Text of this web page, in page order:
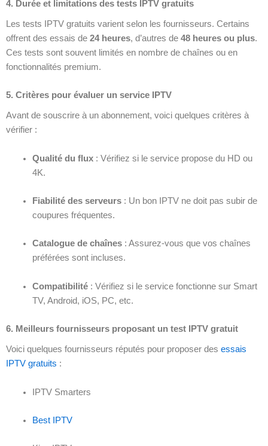
4. Durée et limitations des tests IPTV gratuits
Les tests IPTV gratuits varient selon les fournisseurs. Certains
offrent des essais de 24 heures, d’autres de 48 heures ou plus.
Ces tests sont souvent limités en nombre de chaînes ou en
fonctionnalités premium.
5. Critères pour évaluer un service IPTV
Avant de souscrire à un abonnement, voici quelques critères à
vérifier :
Qualité du flux: Vérifiez si le service propose du HD ou
4K.
Fiabilité des serveurs: Un bon IPTV ne doit pas subir de
coupures fréquentes.
Catalogue de chaînes: Assurez-vous que vos chaînes
préférées sont incluses.
Compatibilité: Vérifiez si le service fonctionne sur Smart
TV, Android, iOS, PC, etc.
6. Meilleurs fournisseurs proposant un test IPTV gratuit
Voici quelques fournisseurs réputés pour proposer des essais
IPTV gratuits :
IPTV Smarters
Best IPTV